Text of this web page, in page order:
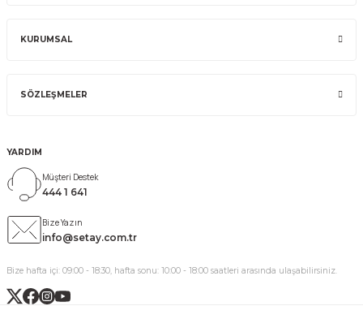
KURUMSAL
SÖZLEŞMELER
YARDIM
Müşteri Destek
444 1 641
Bize Yazın
info@setay.com.tr
Bize hafta içi: 09:00 - 18:30, hafta sonu: 10:00 - 18:00 saatleri arasında ulaşabilirsiniz.